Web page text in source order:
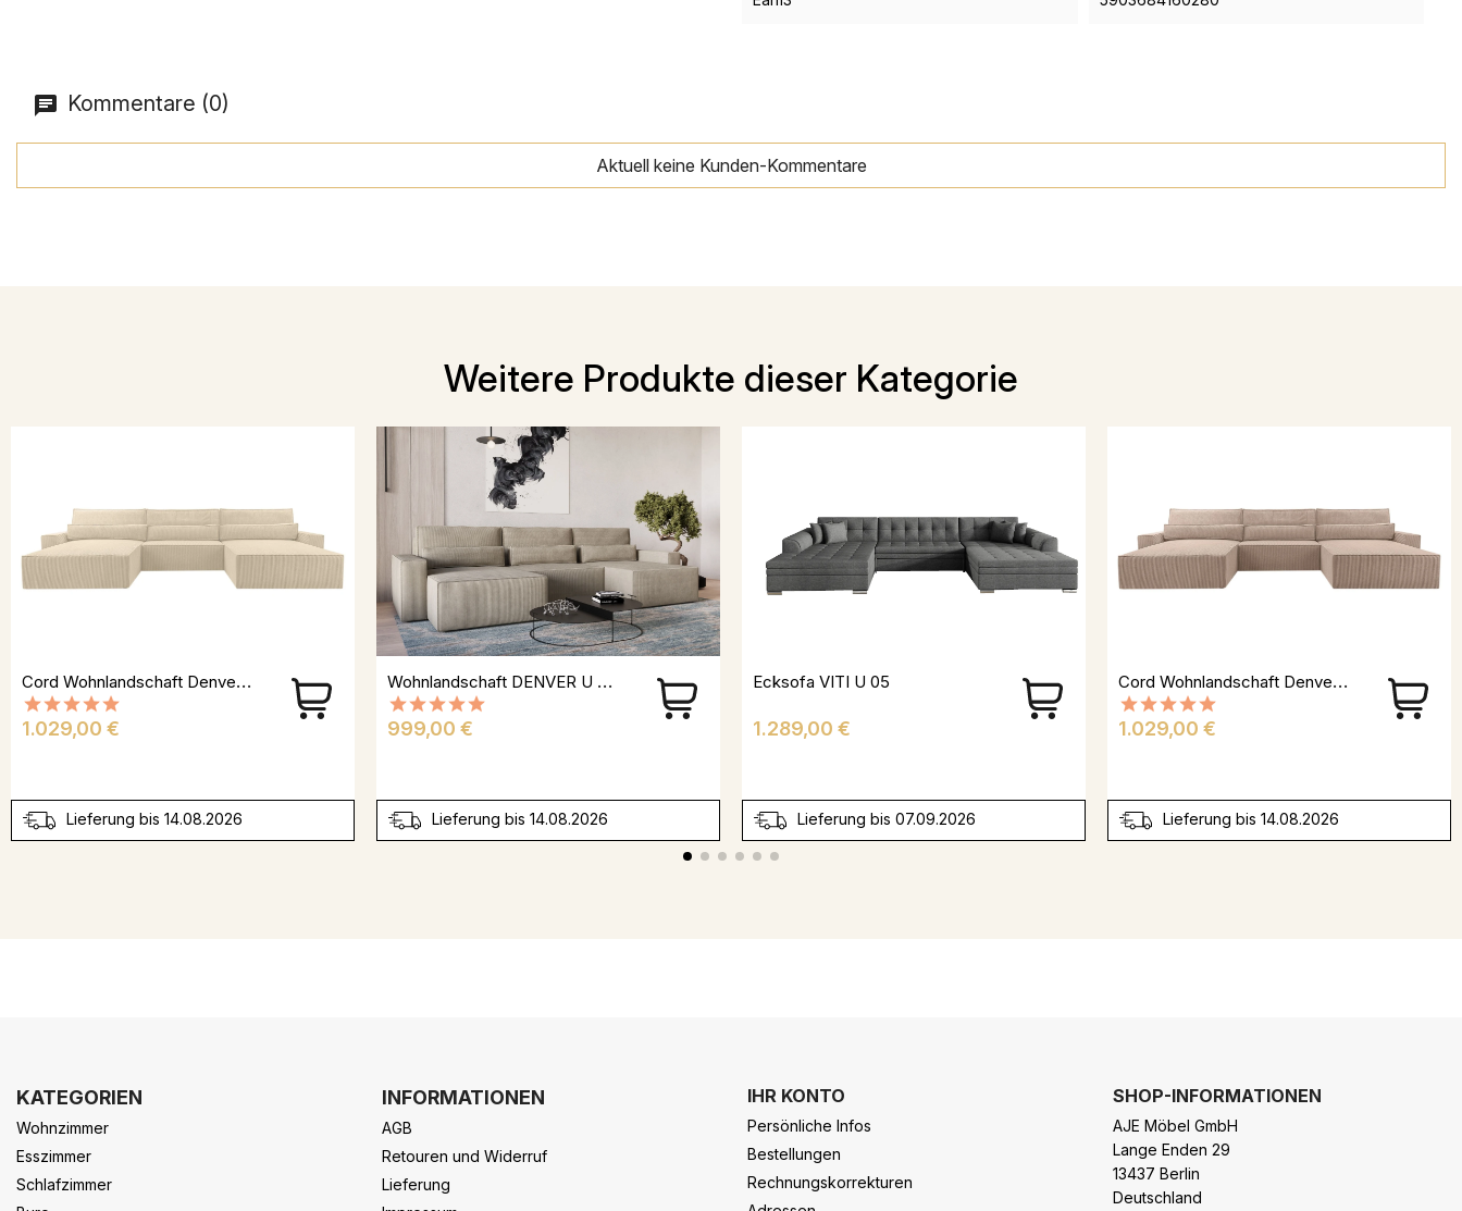
Kommentare (0)
Aktuell keine Kunden-Kommentare
Weitere Produkte dieser Kategorie
Cord Wohnlandschaft Denver U
Preis
1.029,00 €
Lieferung bis 14.08.2026
Wohnlandschaft DENVER U MINI Aus Cord
Preis
999,00 €
Lieferung bis 14.08.2026
Ecksofa VITI U 05
Preis
1.289,00 €
Lieferung bis 07.09.2026
Cord Wohnlandschaft Denver U
Preis
1.029,00 €
Lieferung bis 14.08.2026
KATEGORIEN
Wohnzimmer
Esszimmer
Schlafzimmer
INFORMATIONEN
AGB
Retouren und Widerruf
Lieferung
IHR KONTO
Persönliche Infos
Bestellungen
Rechnungskorrekturen
SHOP-INFORMATIONEN
AJE Möbel GmbH
Lange Enden 29
13437 Berlin
Deutschland